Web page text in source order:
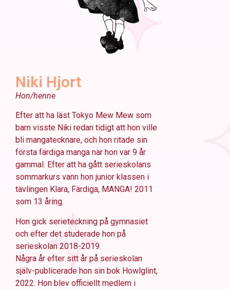
Niki Hjort
Hon/henne
Efter att ha läst Tokyo Mew Mew som
barn visste Niki redan tidigt att hon ville
bli mangatecknare, och hon ritade sin
första färdiga manga när hon var 9 år
gammal. Efter att ha gått serieskolans
sommarkurs vann hon junior klassen i
tävlingen Klara, Färdiga, MANGA! 2011
som 13 åring.
Hon gick serieteckning på gymnasiet
och efter det studerade hon på
serieskolan 2018-2019.
Några år efter sitt år på serieskolan
själv-publicerade hon sin bok Howlglint,
2022. Hon blev officiellt medlem i